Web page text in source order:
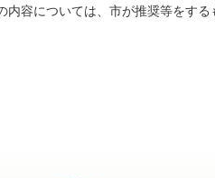
容については、市が推奨等をする